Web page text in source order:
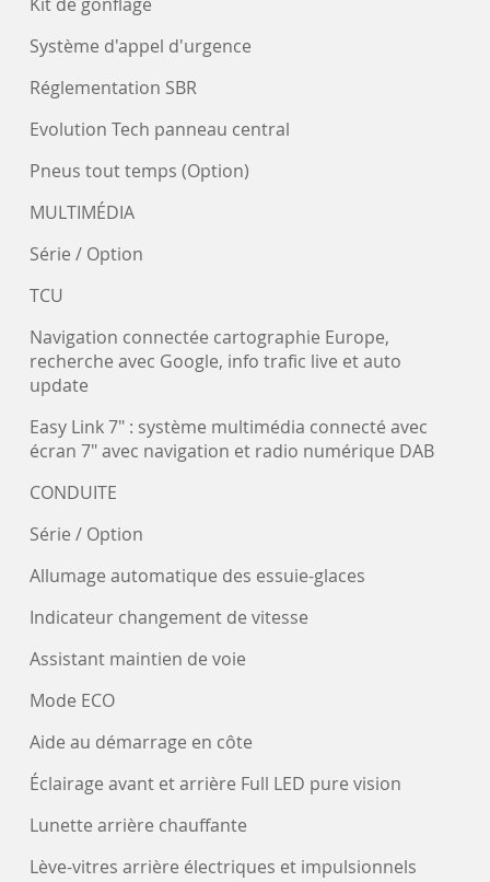
Système d'appel d'urgence
Réglementation SBR
Evolution Tech panneau central
Pneus tout temps (Option)
MULTIMÉDIA
Série / Option
TCU
Navigation connectée cartographie Europe,
recherche avec Google, info trafic live et auto
update
Easy Link 7" : système multimédia connecté avec
écran 7" avec navigation et radio numérique DAB
CONDUITE
Série / Option
Allumage automatique des essuie-glaces
Indicateur changement de vitesse
Assistant maintien de voie
Mode ECO
Aide au démarrage en côte
Éclairage avant et arrière Full LED pure vision
Lunette arrière chauffante
Lève-vitres arrière électriques et impulsionnels